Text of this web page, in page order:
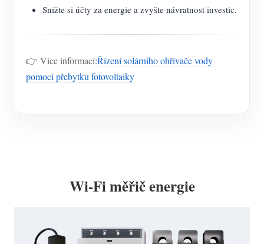
Snižte si účty za energie a zvyšte návratnost investic.
👉 Více informací:Řízení solárního ohřívače vody
pomocí přebytku fotovoltaiky
Wi-Fi měřič energie